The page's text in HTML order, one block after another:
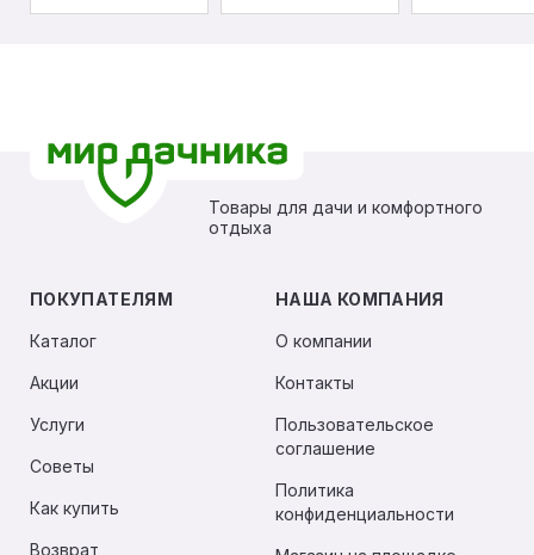
Товары для дачи и комфортного
отдыха
ПОКУПАТЕЛЯМ
Каталог
Акции
Услуги
Советы
Как купить
Возврат
НАША КОМПАНИЯ
О компании
Контакты
Пользовательское
соглашение
Политика
конфиденциальности